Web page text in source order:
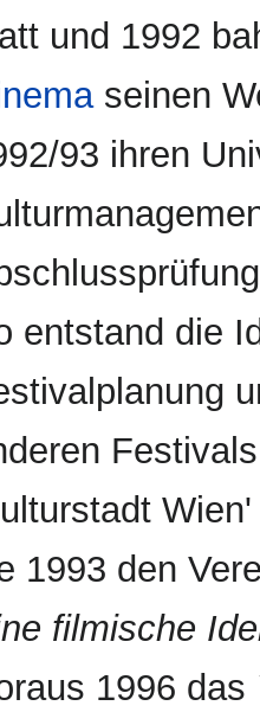
und 1992
seinen
93 ihren
entstand die
1993 den
filmische
1996 das